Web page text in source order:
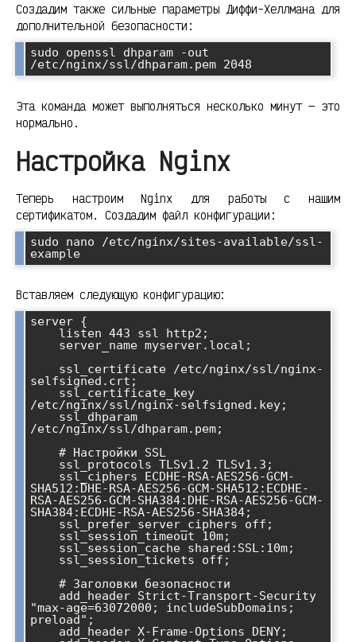
Создадим также сильные параметры Диффи-Хеллмана для
дополнительной безопасности:
sudo openssl dhparam -out
/etc/nginx/ssl/dhparam.pem 2048
Эта команда может выполняться несколько минут — это
нормально.
Настройка Nginx
Теперь настроим Nginx для работы с нашим
сертификатом. Создадим файл конфигурации:
sudo nano /etc/nginx/sites-available/ssl-
example
Вставляем следующую конфигурацию:
server {
selfsigned.crt;
/etc/nginx/ssl/nginx-selfsigned.key;
/etc/nginx/ssl/dhparam.pem;
SHA512:DHE-RSA-AES256-GCM-SHA512:ECDHE-
RSA-AES256-GCM-SHA384:DHE-RSA-AES256-GCM-
SHA384:ECDHE-RSA-AES256-SHA384;
"max-age=63072000; includeSubDomains;
preload";